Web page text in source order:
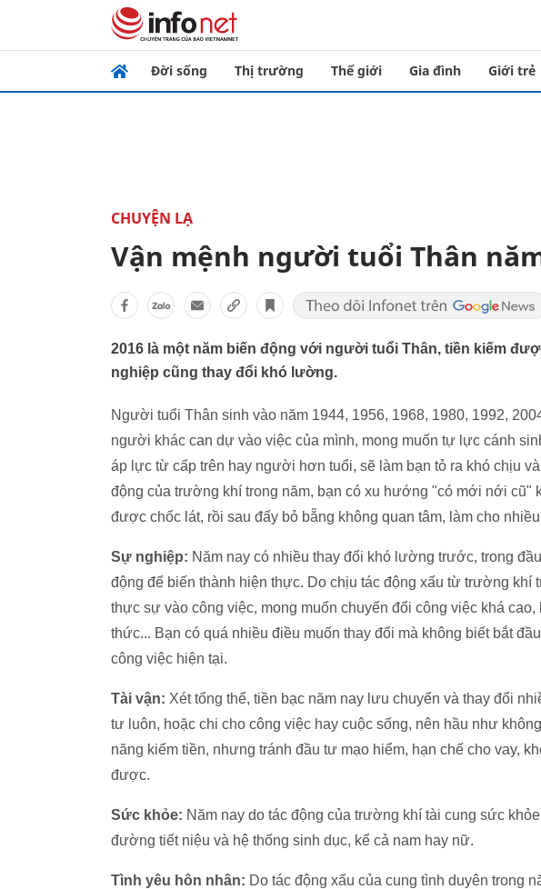
Đời sống Thị trường Thế giới Gia đình Giới trẻ
CHUYỆN LẠ
Vận mệnh người tuổi Thân
2016 là một năm biến động với người tuổi Thân, tiền kiếm
nghiệp cũng thay đổi khó lường.
Người tuổi Thân sinh vào năm 1944, 1956, 1968, 1980, 1992,
người khác can dự vào việc của mình, mong muốn tự lực cánh
áp lực từ cấp trên hay người hơn tuổi, sẽ làm bạn tỏ ra khó chịu
động của trường khí trong năm, bạn có xu hướng "có mới nới cũ"
được chốc lát, rồi sau đấy bỏ bẵng không quan tâm, làm cho
Sự nghiệp: Năm nay có nhiều thay đổi khó lường trước, trong
động để biến thành hiện thực. Do chịu tác động xấu từ trường khí
thực sự vào công việc, mong muốn chuyển đổi công việc khá
thức... Bạn có quá nhiều điều muốn thay đổi mà không biết bắt
công việc hiện tại.
Tài vận: Xét tổng thể, tiền bạc năm nay lưu chuyển và thay đổi
tư luôn, hoặc chi cho công việc hay cuộc sống, nên hầu như
năng kiếm tiền, nhưng tránh đầu tư mạo hiểm, hạn chế cho vay,
được.
Sức khỏe: Năm nay do tác động của trường khí tài cung sức
đường tiết niệu và hệ thống sinh dục, kể cả nam hay nữ.
Tình yêu hôn nhân: Do tác động xấu của cung tình duyên trong